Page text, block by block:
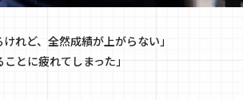
れど、全然成績が上がらない」
とに疲れてしまった」